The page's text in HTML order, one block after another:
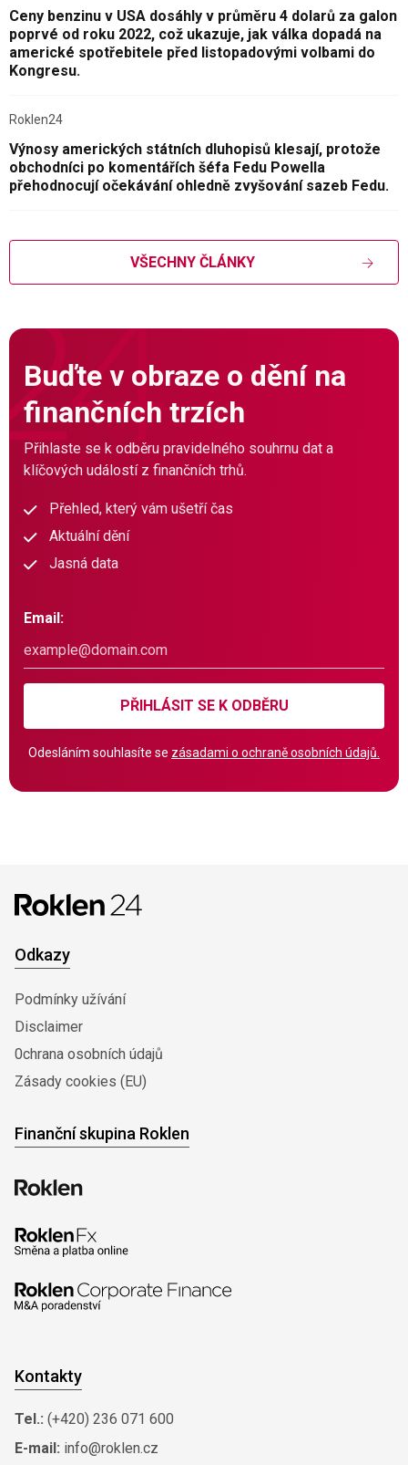
Ceny benzinu v USA dosáhly v průměru 4 dolarů za galon
poprvé od roku 2022, což ukazuje, jak válka dopadá na
americké spotřebitele před listopadovými volbami do
Kongresu.
Roklen24
Výnosy amerických státních dluhopisů klesají, protože
obchodníci po komentářích šéfa Fedu Powella
přehodnocují očekávání ohledně zvyšování sazeb Fedu.
VŠECHNY ČLÁNKY
Buďte v obraze o dění na
finančních trzích
Přihlaste se k odběru pravidelného souhrnu dat a
klíčových událostí z finančních trhů.
Přehled, který vám ušetří čas
Aktuální dění
Jasná data
Email:
PŘIHLÁSIT SE K ODBĚRU
Odesláním souhlasíte se zásadami o ochraně osobních údajů.
Odkazy
Podmínky užívání
Disclaimer
0chrana osobních údajů
Zásady cookies (EU)
Finanční skupina Roklen
Kontakty
Tel.: (+420) 236 071 600
E-mail: info@roklen.cz